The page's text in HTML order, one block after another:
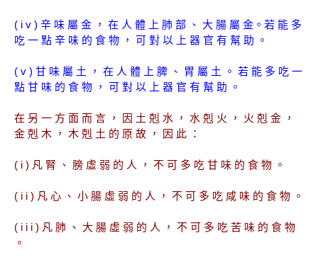
( i v ) 辛 味 屬 金 ， 在 人 體 上 肺 部 、 大 腸 屬 金。若 能 多
吃 一 點 辛 味 的 食 物 ， 可 對 以 上 器 官 有 幫 助 。
( v ) 甘 味 屬 土 ， 在 人 體 上 脾 、 胃 屬 土 。 若 能 多 吃 一
點 甘 味 的 食 物 ， 可 對 以 上 器 官 有 幫 助 。
在 另 一 方 面 而 言 ， 因 土 剋 水 ， 水 剋 火 ， 火 剋 金 ，
金 剋 木 ， 木 剋 土 的 原 故 ， 因 此 ：
( i ) 凡 腎 、 膀 虛 弱 的 人 ， 不 可 多 吃 甘 味 的 食 物 。
( i i ) 凡 心 、 小 腸 虛 弱 的 人 ， 不 可 多 吃 咸 味 的 食 物 。
( i i i ) 凡 肺 、 大 腸 虛 弱 的 人 ， 不 可 多 吃 苦 味 的 食 物
。